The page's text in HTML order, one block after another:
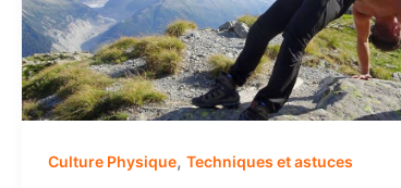
Culture Physique, Techniques et astuces